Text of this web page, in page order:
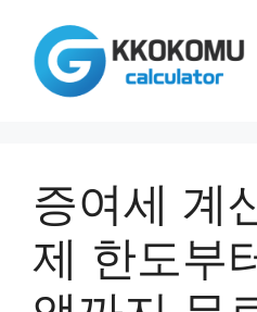
증여세 계
제 한도부